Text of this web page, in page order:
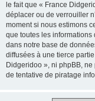
le fait que « France
déplacer ou de verrouiller
moment si nous estimons
que toutes les
dans notre base de
diffusées à une tierce
Didgeridoo », ni phpBB,
de tentative de piratage